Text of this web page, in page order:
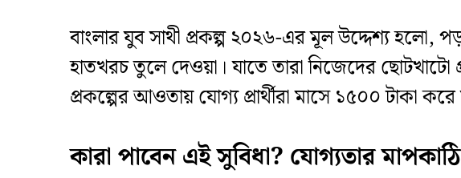
​বাংলার যুব সাথী প্রকল্প ২০২৬-এর মূল উদ্দেশ্য হলো,
হাতখরচ তুলে দেওয়া। যাতে তারা নিজেদের ছোটখাটো
প্রকল্পের আওতায় যোগ্য প্রার্থীরা মাসে ১৫০০ টাকা করে
​কারা পাবেন এই সুবিধা? যোগ্যতার মাপকাঠি